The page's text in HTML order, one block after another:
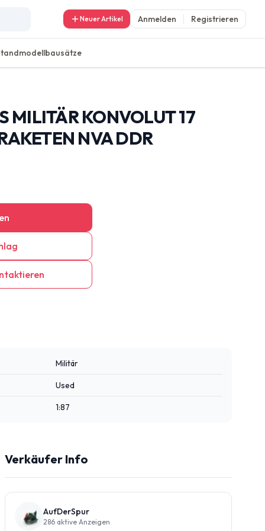
Neuer Artikel Anmelden Registrieren
MILITÄR KONVOLUT 17
NVA DDR
Militär
Used
1:87
Verkäufer Info
AufDerSpur
286 aktive Anzeigen